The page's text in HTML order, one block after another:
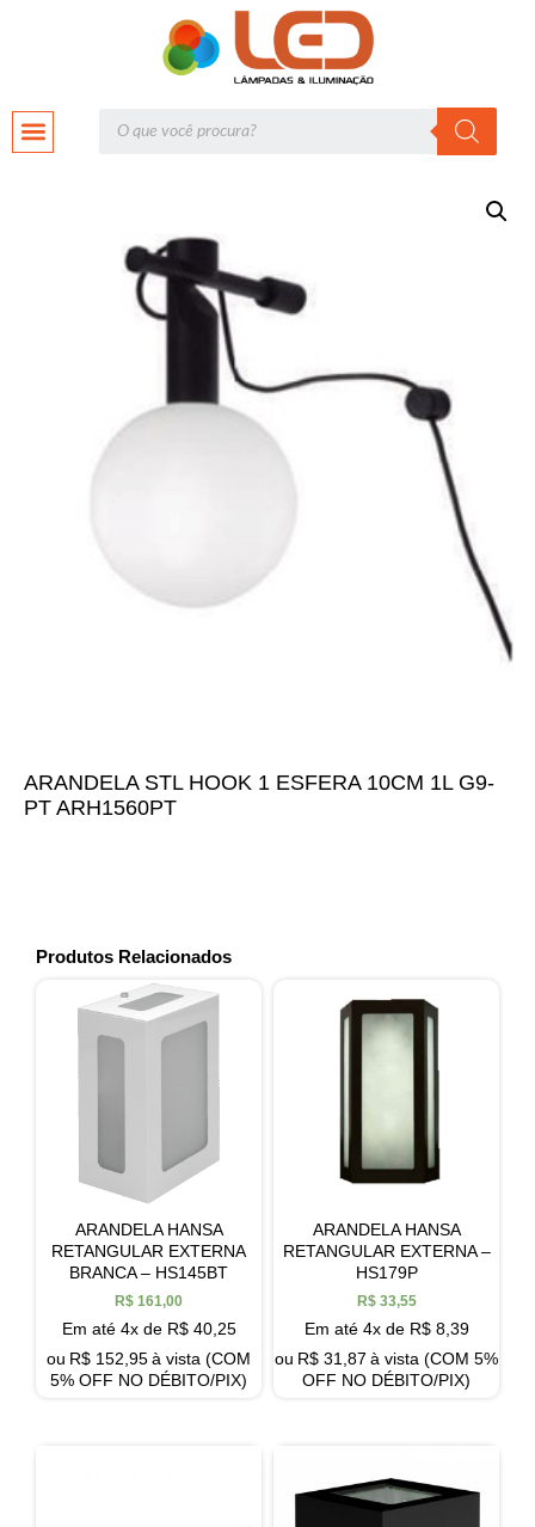
ARANDELA STL HOOK 1 ESFERA 10CM 1L G9-
PT ARH1560PT
Produtos Relacionados
ARANDELA HANSA
RETANGULAR EXTERNA
BRANCA – HS145BT
R$ 161,00
Em até 4x de R$40,25
ou R$ 152,95à vista (COM
5% OFF NO DÉBITO/PIX)
ARANDELA HANSA
RETANGULAR EXTERNA –
HS179P
R$33,55
Em até 4x de R$8,39
ou R$ 31,87 à vista (COM 5%
OFF NO DÉBITO/PIX)